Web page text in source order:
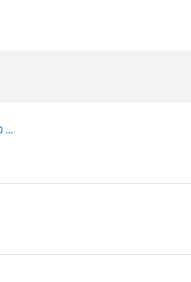
Volant Simagic GT Neo LED RGB 4 palettes alu fibre carbone 10 boutons PC